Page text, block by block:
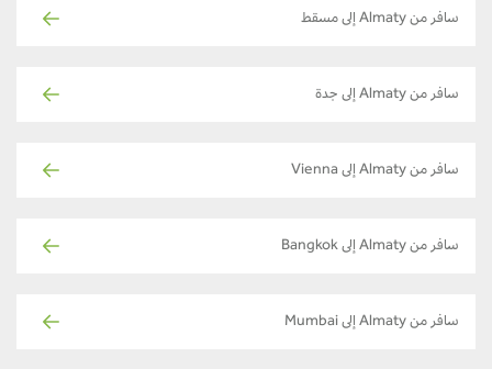
سافر من Almaty إلى مسقط
سافر من Almaty إلى جدة
سافر من Almaty إلى Vienna
سافر من Almaty إلى Bangkok
سافر من Almaty إلى Mumbai